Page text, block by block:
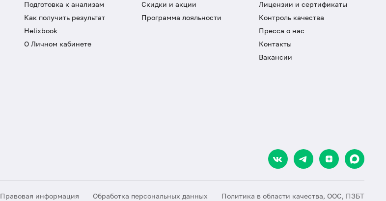
Подготовка к анализам
Как получить результат
Helixbook
О Личном кабинете
Скидки и акции
Программа лояльности
Лицензии и сертификаты
Контроль качества
Пресса о нас
Контакты
Вакансии
Правовая информация Обработка персональных данных Политика в области качества, ООС, ПЗБТ